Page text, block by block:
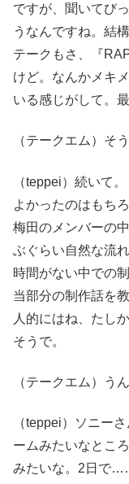
ですが、聞いてび
うなんですね。結
テークもさ、『
けど。なんかメキ
いる感じがして。
（テークエム）そ
（teppei）続いて
よかったのはもち
梅田のメンバーの
ぶぐらい自然な流
時間がない中での
当部分の制作話を
人的にはね、たし
そうで。
（テークエム）う
（teppei）ソニー
ームみたいなとこ
みたいな。2日で